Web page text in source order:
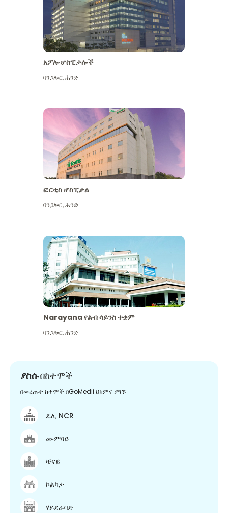
አፖሎ ሆስፒታሎች
ባንጋሎር,ሕንድ
ፎርቲስ ሆስፒታል
ባንጋሎር,ሕንድ
Narayana የልብ ሳይንስ ተቋም
ባንጋሎር,ሕንድ
ያስሱበከተሞች
በመረጡት ከተሞች በGoMedii ህክምና ያግኙ
ዴሊ NCR
ሙምባይ
ቼናይ
ኮልካታ
ሃይደራባድ